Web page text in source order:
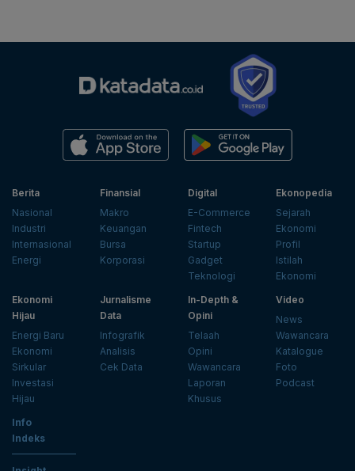
Berita
Nasional
Industri
Internasional
Energi
Finansial
Makro
Keuangan
Bursa
Korporasi
Digital
E-Commerce
Fintech
Startup
Gadget
Teknologi
Ekonopedia
Sejarah
Ekonomi
Profil
Istilah
Ekonomi
Ekonomi
Hijau
Energi Baru
Ekonomi
Sirkular
Investasi
Hijau
Jurnalisme
Data
Infografik
Analisis
Cek Data
In-Depth &
Opini
Telaah
Opini
Wawancara
Laporan
Khusus
Video
News
Wawancara
Katalogue
Foto
Podcast
Info
Indeks